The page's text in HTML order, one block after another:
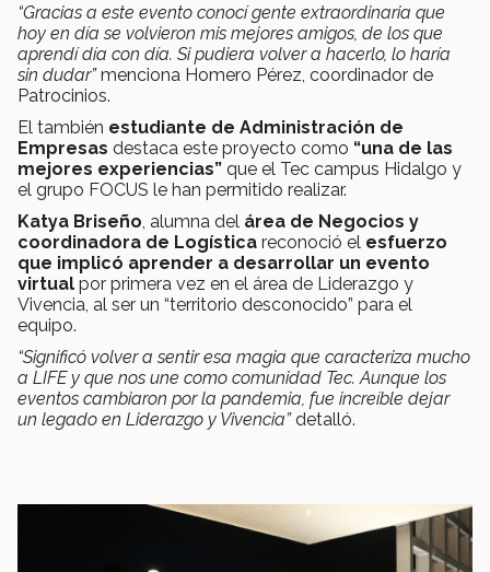
“Gracias a este evento conocí gente extraordinaria que
hoy en día se volvieron mis mejores amigos, de los que
aprendí día con día. Si pudiera volver a hacerlo, lo haría
sin dudar”menciona Homero Pérez, coordinador de
Patrocinios.
El también estudiante de Administración de
Empresas destaca este proyecto como “una de las
mejores experiencias” que el Tec campus Hidalgo y
el grupo FOCUS le han permitido realizar.
Katya Briseño , alumna del área de Negocios y
coordinadora de Logística reconoció el esfuerzo
que implicó aprender a desarrollar un evento
virtual por primera vez en el área de Liderazgo y
Vivencia, al ser un “territorio desconocido” para el
equipo.
“Significó volver a sentir esa magia que caracteriza mucho
a LIFE y que nos une como comunidad Tec. Aunque los
eventos cambiaron por la pandemia, fue increíble dejar
un legado en Liderazgo y Vivencia” detalló.